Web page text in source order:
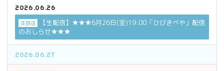
2026.06.26
生放送
【生配信】★★★6月26日(金)19:00「ひびきべや」配信
のおしらせ★★★
2026.06.27